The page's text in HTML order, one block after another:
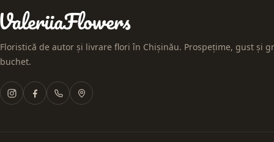
Floristică de autor și livrare flori în Chișinău. Prospețime, gust și
buchet.